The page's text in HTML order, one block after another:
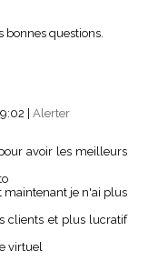
bonnes questions.
Alerter
avoir les meilleurs
maintenant je n'ai plus
clients et plus lucratif
virtuel